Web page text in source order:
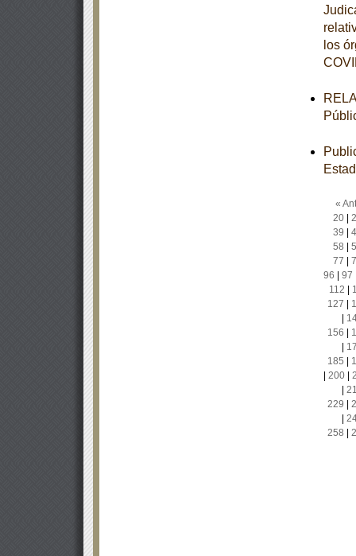
los
«
20|
39
58
77
96
97
112
127
156
185
200|
229
258